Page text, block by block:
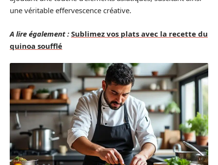
une véritable effervescence créative.
A lire également : Sublimez vos plats avec la recette du
quinoa soufflé